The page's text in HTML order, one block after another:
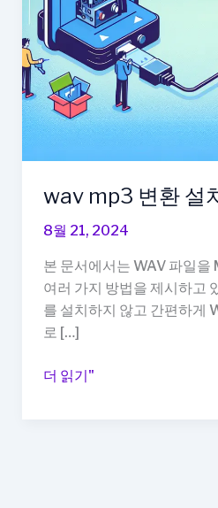
wav mp3 변환 설
8월 21, 2024
본 문서에서는 WAV 파일을
여러 가지 방법을 제시하고
를 설치하지 않고 간편하게
로 […]
wav
더 읽기"